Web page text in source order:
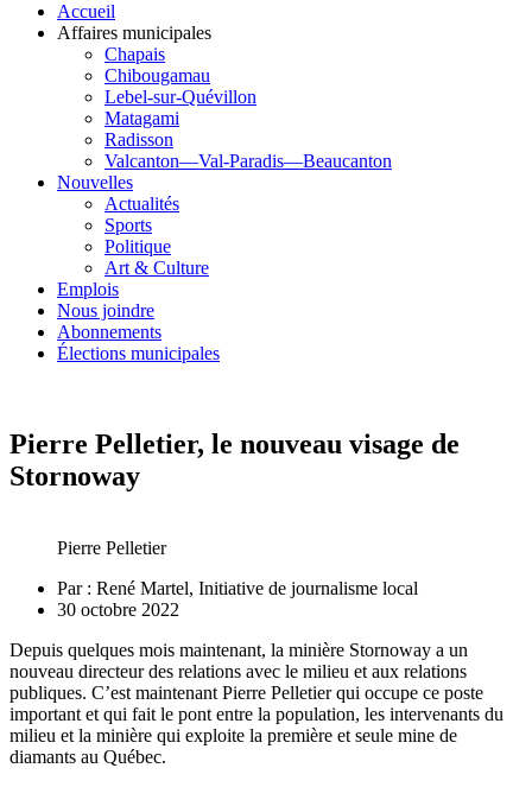
Accueil
Affaires municipales
Chapais
Chibougamau
Lebel-sur-Quévillon
Matagami
Radisson
Valcanton—Val-Paradis—Beaucanton
Nouvelles
Actualités
Sports
Politique
Art & Culture
Emplois
Nous joindre
Abonnements
Élections municipales
Pierre Pelletier, le nouveau visage de
Stornoway
Pierre Pelletier
Par : René Martel, Initiative de journalisme local
30 octobre 2022
Depuis quelques mois maintenant, la minière Stornoway a un
nouveau directeur des relations avec le milieu et aux relations
publiques. C’est maintenant Pierre Pelletier qui occupe ce poste
important et qui fait le pont entre la population, les intervenants du
milieu et la minière qui exploite la première et seule mine de
diamants au Québec.